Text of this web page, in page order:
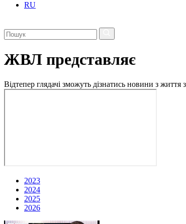
RU
ЖВЛ представляє
Відтепер глядачі зможуть дізнатись новини з
2023
2024
2025
2026